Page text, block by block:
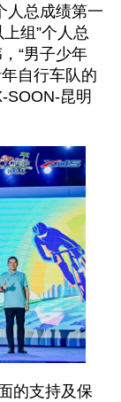
人总成绩第一
组”个人总
“男子少年
自行车队的
SOON-昆明
的支持及保